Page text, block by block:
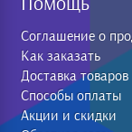
Соглашение о
Как заказать
Доставка товаров
Способы оплаты
Акции и скидки